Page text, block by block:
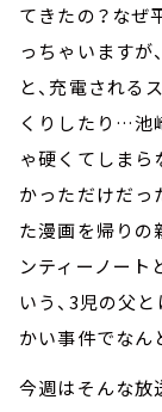
てきたの？なぜ
っちゃいますが
と、充電される
くりしたり…池
ゃ硬くてしまら
かっただけだ
た漫画を帰りの
ンティーノート
いう、3児の父
かい事件でなん
今週はそんな放